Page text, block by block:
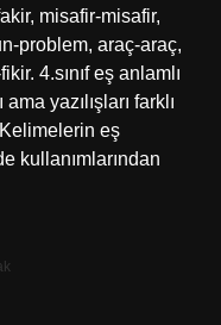
misafir-misafir,
problem, araç-araç,
4.sınıf eş anlamlı
yazılışları farklı
eş
kullanımlarından